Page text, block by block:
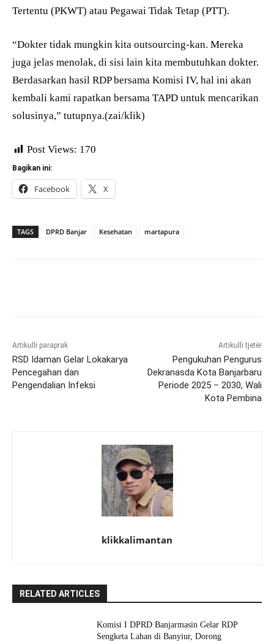
Tertentu (PKWT) atau Pegawai Tidak Tetap (PTT).
“Dokter tidak mungkin kita outsourcing-kan. Mereka
juga jelas menolak, di sisi lain kita membutuhkan dokter.
Berdasarkan hasil RDP bersama Komisi IV, hal ini akan
kembali kami rapatkan bersama TAPD untuk mencarikan
solusinya,” tutupnya.(zai/klik)
Post Views: 170
Bagikan ini:
Facebook X
TAGS DPRD Banjar Kesehatan martapura
Artikulli paraprak
RSD Idaman Gelar Lokakarya
Pencegahan dan
Pengendalian Infeksi
Artikulli tjetër
Pengukuhan Pengurus
Dekranasda Kota Banjarbaru
Periode 2025 – 2030, Wali
Kota Pembina
klikkalimantan
RELATED ARTICLES
Komisi I DPRD Banjarmasin Gelar RDP
Sengketa Lahan di Banyiur, Dorong